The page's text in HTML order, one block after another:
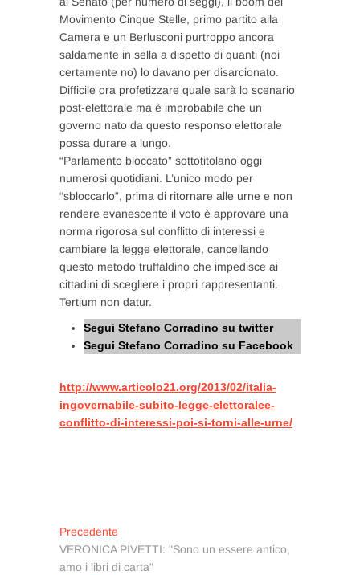
Movimento Cinque Stelle, primo partito alla
Camera e un Berlusconi purtroppo ancora
saldamente in sella a dispetto di quanti (noi
certamente no) lo davano per disarcionato.
Difficile ora profetizzare quale sarà lo scenario
post-elettorale ma è improbabile che un
governo nato da questo responso elettorale
possa durare a lungo.
“Parlamento bloccato” sottotitolano oggi
numerosi quotidiani. L’unico modo per
“sbloccarlo”, prima di ritornare alle urne e non
rendere evanescente il voto è approvare una
norma rigorosa sul conflitto di interessi e
cambiare la legge elettorale, cancellando
questo metodo truffaldino che impedisce ai
cittadini di scegliere i propri rappresentanti.
Tertium non datur.
Segui Stefano Corradino su twitter
Segui Stefano Corradino su Facebook
http://www.articolo21.org/2013/02/italia-
ingovernabile-subito-legge-elettoralee-
conflitto-di-interessi-poi-si-torni-alle-urne/
Navigazione
articoli
Precedente
precedente:
VERONICA PIVETTI: "Sono un essere antico,
amo i libri di carta"